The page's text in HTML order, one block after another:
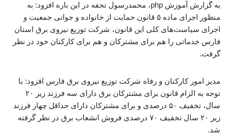
به گزارش آموزش php، محمدرسول تحفه در این باره افزود: به
منظور اجرای ماده ۵ قانون حمایت از خانواده و جوانی جمعیت و
اجرای سیاست‌های کلی این قانون، شرکت توزیع نیروی برق استان
فارس خدماتی را هم برای مشترکان و هم برای کارکنان خود در نظر
گرفت.
مدیر امور کارکنان و رفاه شرکت توزیع نیروی برق فارس افزود: با
توجه به الزام قانون برای مشترکان برق دارای سه فرزند زیر ۲۰
سال، تخفیف ۵۰ درصدی و برای مشترکان دارای حداقل چهار فرزند
زیر ۲۰ سال تخفیف ۷۰ درصدی فروش انشعاب برق در نظر گرفته
شد.